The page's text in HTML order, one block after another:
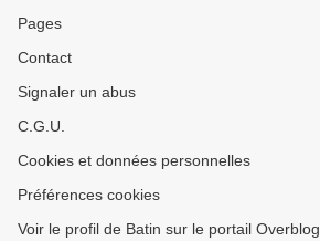
Pages
Contact
Signaler un abus
C.G.U.
Cookies et données personnelles
Préférences cookies
Voir le profil de Batin sur le portail Overblog